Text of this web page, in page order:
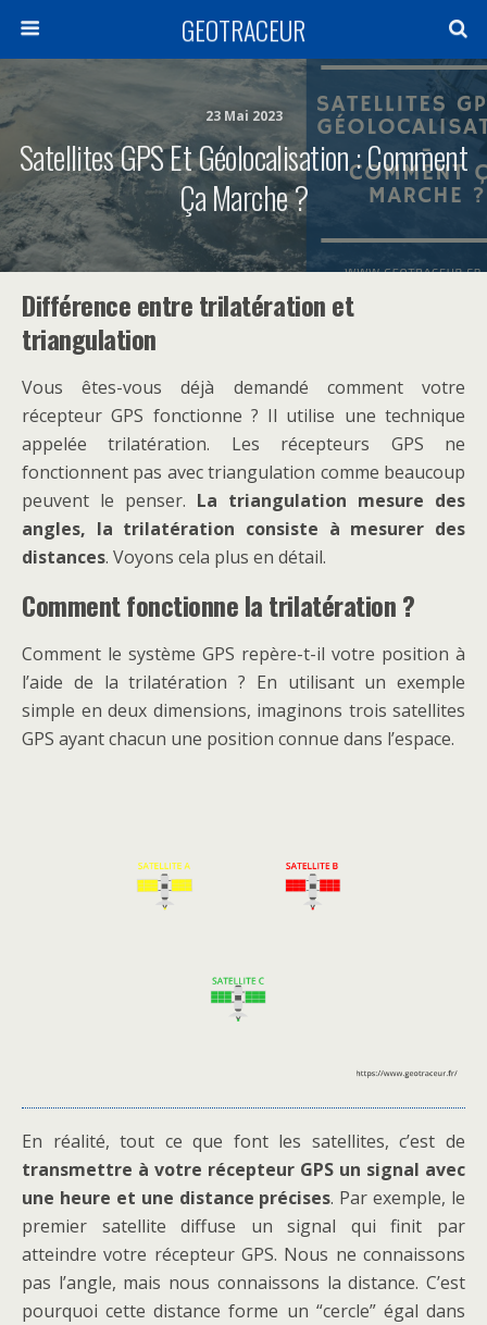
GEOTRACEUR
23 Mai 2023
Satellites GPS Et Géolocalisation : Comment
Ça Marche ?
Différence entre trilatération et
triangulation
Vous êtes-vous déjà demandé comment votre
récepteur GPS fonctionne ? Il utilise une technique
appelée trilatération. Les récepteurs GPS ne
fonctionnent pas avec triangulation comme beaucoup
peuvent le penser. La triangulation mesure des
angles, la trilatération consiste à mesurer des
distances. Voyons cela plus en détail.
Comment fonctionne la trilatération ?
Comment le système GPS repère-t-il votre position à
l’aide de la trilatération ? En utilisant un exemple
simple en deux dimensions, imaginons trois satellites
GPS ayant chacun une position connue dans l’espace.
En réalité, tout ce que font les satellites, c’est de
transmettre à votre récepteur GPS un signal avec
une heure et une distance précises. Par exemple, le
premier satellite diffuse un signal qui finit par
atteindre votre récepteur GPS. Nous ne connaissons
pas l’angle, mais nous connaissons la distance. C’est
pourquoi cette distance forme un “cercle” égal dans